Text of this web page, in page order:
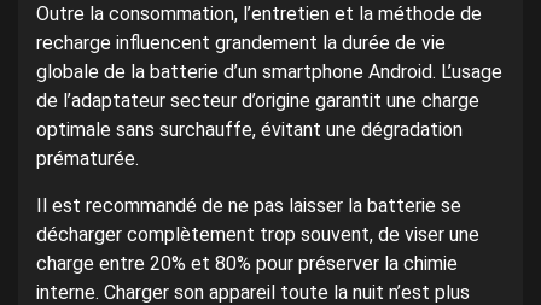
Outre la consommation, l’entretien et la méthode de
recharge influencent grandement la durée de vie
globale de la batterie d’un smartphone Android. L’usage
de l’adaptateur secteur d’origine garantit une charge
optimale sans surchauffe, évitant une dégradation
prématurée.
Il est recommandé de ne pas laisser la batterie se
décharger complètement trop souvent, de viser une
charge entre 20% et 80% pour préserver la chimie
interne. Charger son appareil toute la nuit n’est plus